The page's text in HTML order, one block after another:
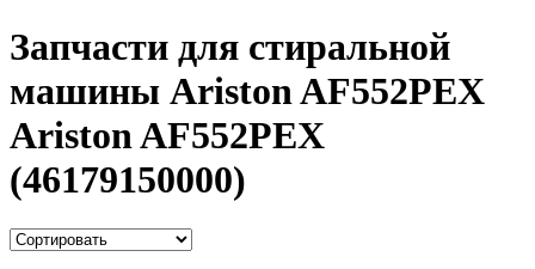
Запчасти для стиральной
машины Ariston AF552PEX
Ariston AF552PEX
(46179150000)